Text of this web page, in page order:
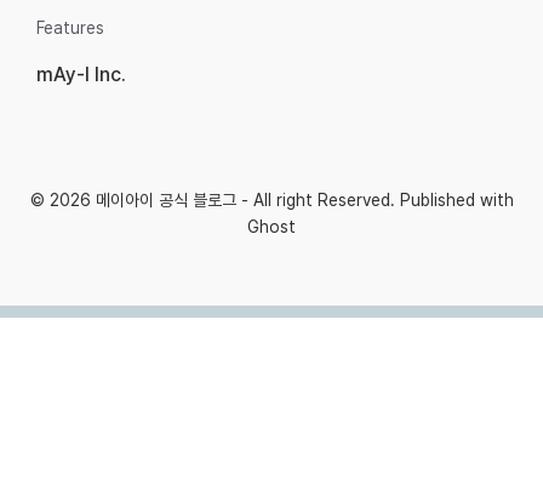
Features
mAy-I Inc.
© 2026 메이아이 공식 블로그- All right Reserved. Published with
Ghost